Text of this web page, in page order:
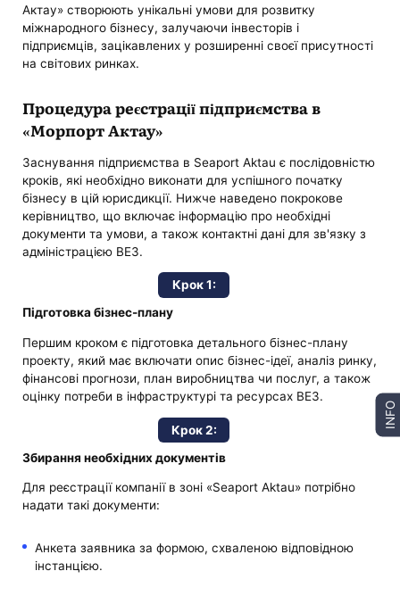
Актау» створюють унікальні умови для розвитку
міжнародного бізнесу, залучаючи інвесторів і
підприємців, зацікавлених у розширенні своєї присутності
на світових ринках.
Процедура реєстрації підприємства в
«Морпорт Актау»
Заснування підприємства в Seaport Aktau є послідовністю
кроків, які необхідно виконати для успішного початку
бізнесу в цій юрисдикції. Нижче наведено покрокове
керівництво, що включає інформацію про необхідні
документи та умови, а також контактні дані для зв'язку з
адміністрацією ВЕЗ.
Крок 1:
Підготовка бізнес-плану
Першим кроком є підготовка детального бізнес-плану
проекту, який має включати опис бізнес-ідеї, аналіз ринку,
фінансові прогнози, план виробництва чи послуг, а також
оцінку потреби в інфраструктурі та ресурсах ВЕЗ.
Крок 2:
Збирання необхідних документів
Для реєстрації компанії в зоні «Seaport Aktau» потрібно
надати такі документи:
Анкета заявника за формою, схваленою відповідною
інстанцією.
INFO